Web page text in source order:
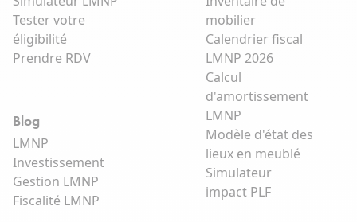
Tester votre
éligibilité
Prendre RDV
mobilier
Calendrier fiscal
LMNP 2026
Calcul
d'amortissement
LMNP
Modèle d'état des
lieux en meublé
Simulateur
impact PLF
Blog
LMNP
Investissement
Gestion LMNP
Fiscalité LMNP